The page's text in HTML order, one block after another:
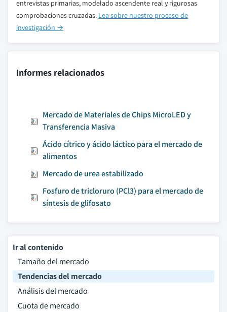
entrevistas primarias, modelado ascendente real y rigurosas
comprobaciones cruzadas. Lea sobre nuestro proceso de
investigación →
Informes relacionados
Mercado de Materiales de Chips MicroLED y
Transferencia Masiva
Ácido cítrico y ácido láctico para el mercado de
alimentos
Mercado de urea estabilizado
Fosfuro de tricloruro (PCl3) para el mercado de
síntesis de glifosato
Ir al contenido
Tamaño del mercado
Tendencias del mercado
Análisis del mercado
Cuota de mercado